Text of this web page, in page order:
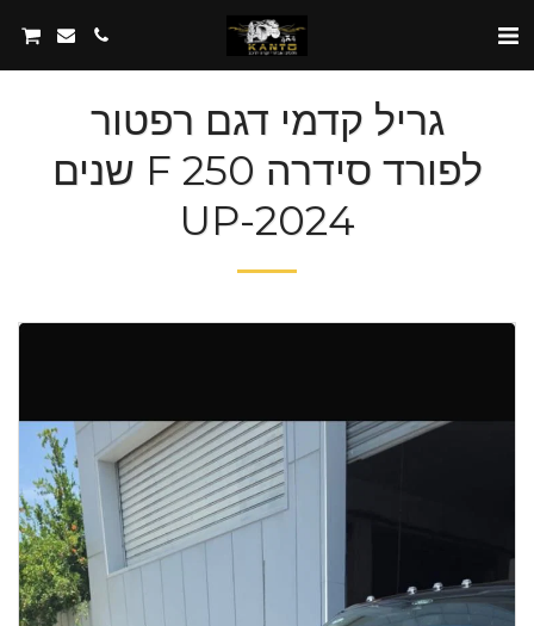
גריל קדמי דגם רפטור
לפורד סידרה F 250 שנים
2024-UP